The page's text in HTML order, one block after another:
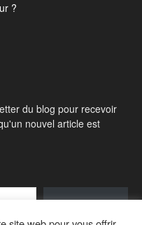
?
du blog pour recevoir
nouvel article est
S'abonner